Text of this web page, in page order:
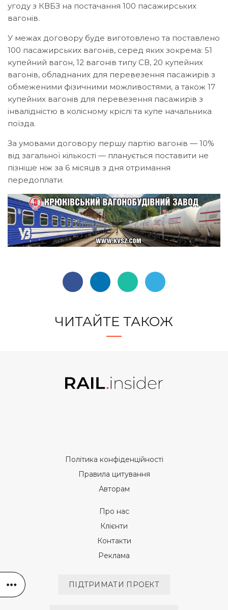
угоду з КВБЗ на постачання 100 пасажирських
вагонів.
У межах договору буде виготовлено та поставлено
100 пасажирських вагонів, серед яких зокрема: 51
купейний вагон, 12 вагонів типу СВ, 20 купейних
вагонів, обладнаних для перевезення пасажирів з
обмеженими фізичними можливостями, а також 17
купейних вагонів для перевезення пасажирів з
інвалідністю в колісному кріслі та купе начальника
поїзда.
За умовами договору першу партію вагонів — 10%
від загальної кількості — планується поставити не
пізніше ніж за 6 місяців з дня отримання
передоплати.
ЧИТАЙТЕ ТАКОЖ
Політика конфіденційності
Правила цитування
Авторам
Про нас
Клієнти
Контакти
Реклама
ПІДТРИМАТИ ПРОЕКТ